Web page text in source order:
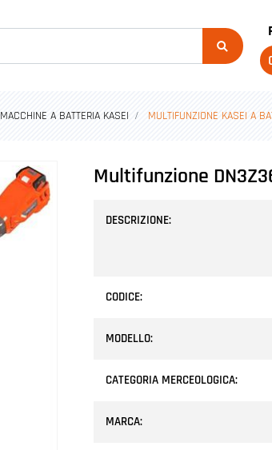
MACCHINE A BATTERIA KASEI MULTIFUNZIONE KASEI A
Multifunzione
DESCRIZIONE:
CODICE:
MODELLO:
CATEGORIA MERCEOLOGICA:
MARCA: